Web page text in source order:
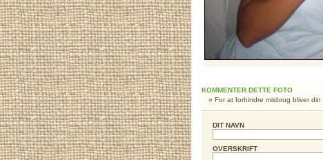
KOMMENTER DETTE FOTO
» For at forhindre misbrug bliver din
DIT NAVN
OVERSKRIFT